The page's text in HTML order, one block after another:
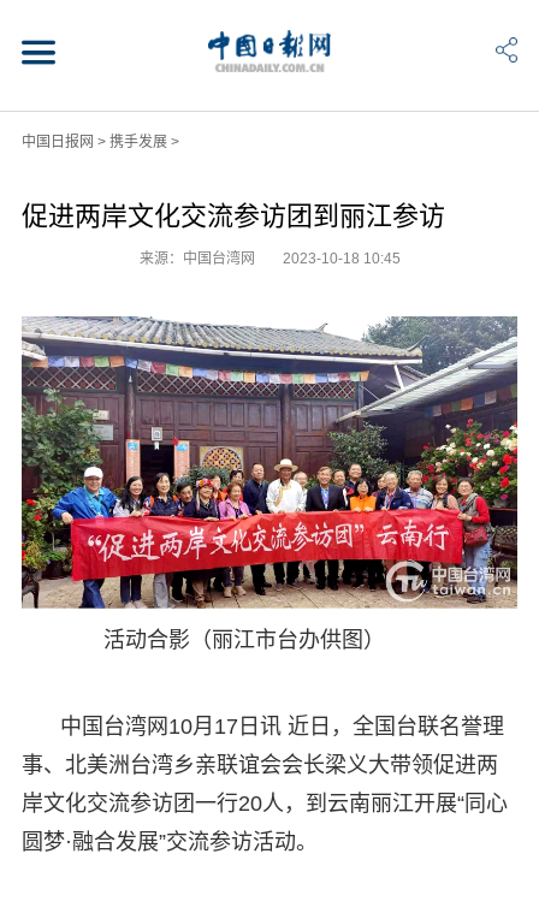
中国日报网 > 携手发展>
促进两岸文化交流参访团到丽江参访
来源：中国台湾网 2023-10-18 10:45
活动合影（丽江市台办供图）
中国台湾网10月17日讯 近日，全国台联名誉理
事、北美洲台湾乡亲联谊会会长梁义大带领促进两
岸文化交流参访团一行20人，到云南丽江开展“同心
圆梦·融合发展”交流参访活动。